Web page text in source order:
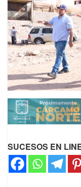
SUCESOS EN